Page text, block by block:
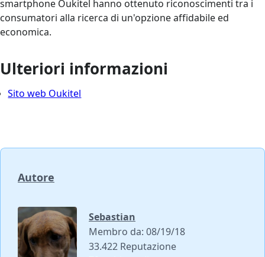
smartphone Oukitel hanno ottenuto riconoscimenti tra i
consumatori alla ricerca di un'opzione affidabile ed
economica.
Ulteriori informazioni
Sito web Oukitel
Autore
Sebastian
Membro da: 08/19/18
33.422 Reputazione